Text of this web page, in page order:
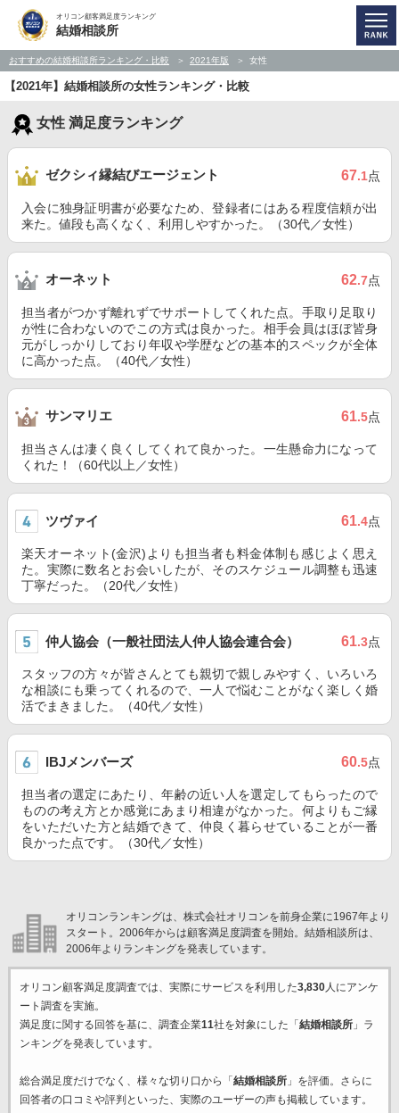
オリコン顧客満足度ランキング
結婚相談所
おすすめの結婚相談所ランキング・比較 2021年版 女性
【2021年】結婚相談所の女性ランキング・比較
女性 満足度ランキング
ゼクシィ縁結びエージェント 67.1点
入会に独身証明書が必要なため、登録者にはある程度信頼が出
来た。値段も高くなく、利用しやすかった。（30代／女性）
オーネット 62.7点
担当者がつかず離れずでサポートしてくれた点。手取り足取り
が性に合わないのでこの方式は良かった。相手会員はほぼ皆身
元がしっかりしており年収や学歴などの基本的スペックが全体
に高かった点。（40代／女性）
サンマリエ 61.5点
担当さんは凄く良くしてくれて良かった。一生懸命力になって
くれた！（60代以上／女性）
ツヴァイ 61.4点
楽天オーネット(金沢)よりも担当者も料金体制も感じよく思え
た。実際に数名とお会いしたが、そのスケジュール調整も迅速
丁寧だった。（20代／女性）
仲人協会（一般社団法人仲人協会連合会） 61.3点
スタッフの方々が皆さんとても親切で親しみやすく、いろいろ
な相談にも乗ってくれるので、一人で悩むことがなく楽しく婚
活でまきました。（40代／女性）
IBJメンバーズ 60.5点
担当者の選定にあたり、年齢の近い人を選定してもらったので
ものの考え方とか感覚にあまり相違がなかった。何よりもご縁
をいただいた方と結婚できて、仲良く暮らせていることが一番
良かった点です。（30代／女性）
オリコンランキングは、株式会社オリコンを前身企業に1967年より
スタート。2006年からは顧客満足度調査を開始。結婚相談所は、
2006年よりランキングを発表しています。
オリコン顧客満足度調査では、実際にサービスを利用した3,830人にアンケ
ート調査を実施。
満足度に関する回答を基に、調査企業11社を対象にした「 結婚相談所」ラ
ンキングを発表しています。
総合満足度だけでなく、様々な切り口から「 結婚相談所」を評価。さらに
回答者の口コミや評判といった、実際のユーザーの声も掲載しています。